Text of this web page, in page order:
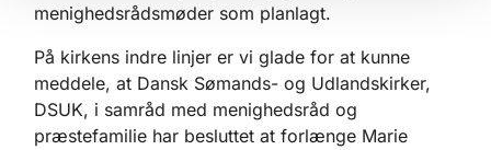
menighedsrådsmøder som planlagt.
På kirkens indre linjer er vi glade for at kunne
meddele, at Dansk Sømands- og Udlandskirker,
DSUK, i samråd med menighedsråd og
præstefamilie har besluttet at forlænge Marie